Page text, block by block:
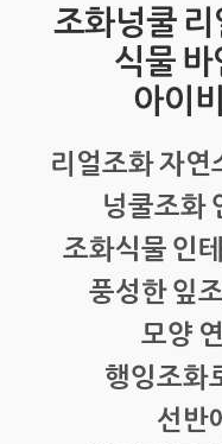
조화넝쿨
식물
아이
리얼조화 자연
넝쿨조화
조화식물 인
풍성한 잎
모양
행잉조화
선반